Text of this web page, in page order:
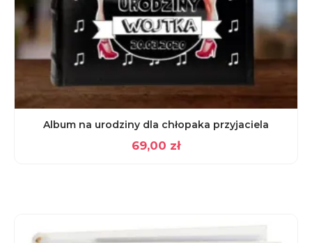
Album na urodziny dla chłopaka przyjaciela
69,00 zł